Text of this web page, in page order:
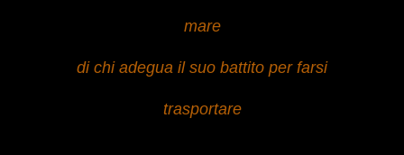
mare
di chi adegua il suo battito per farsi
trasportare